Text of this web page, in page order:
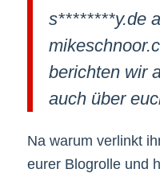
s********y.de
berichten wir
auch über
Na warum verlinkt
eurer Blogrolle und